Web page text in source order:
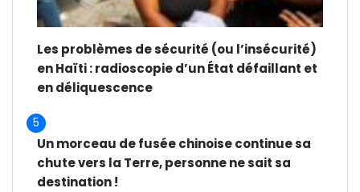
Les problèmes de sécurité (ou l’insécurité)
en Haïti : radioscopie d’un État défaillant et
en déliquescence
5
Un morceau de fusée chinoise continue sa
chute vers la Terre, personne ne sait sa
destination !